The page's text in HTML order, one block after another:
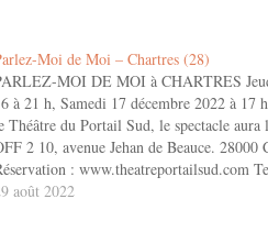
Moi de Moi – Chartres (28)
MOI DE MOI à CHARTRES
à 21 h, Samedi 17 décembre 2022 à 17
Théâtre du Portail Sud, le spectacle
2 10, avenue Jehan de Beauce. 28000
: www.theatreportailsud.com
août 2022